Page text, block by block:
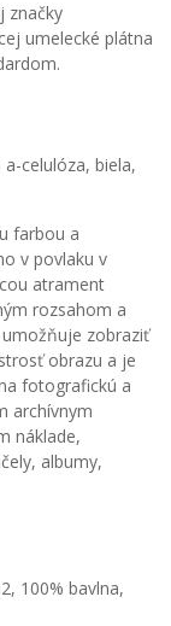
značky
umelecké plátna
celulóza, biela,
farbou a
v povlaku v
atrament
rozsahom a
zobraziť
obrazu a je
fotografickú a
archívnym
náklade,
albumy,
100% bavlna,